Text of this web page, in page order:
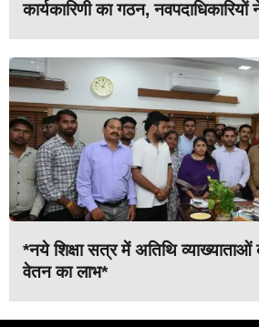
कार्यकारिणी का गठन, नवपदाधिकारियों
*नये शिक्षा सत्र में अतिथि
वेतन का लाभ*